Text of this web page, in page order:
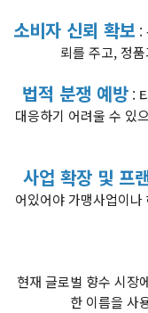
소비자 신뢰 확보 :
뢰를 주고, 정
법적 분쟁 예방 :
대응하기 어려울 수 있
사업 확장 및 프
어있어야 가맹사업이
현재 글로벌 향수 시장
한 이름을 사